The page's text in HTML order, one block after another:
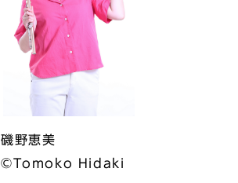
磯野恵美
©︎Tomoko Hidaki